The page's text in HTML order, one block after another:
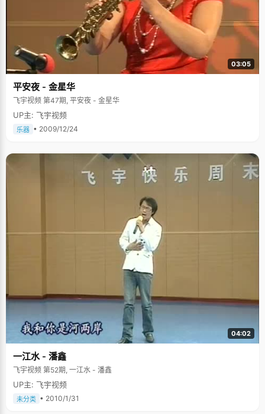
03:05
平安夜 - 金星华
飞宇视频 第47期, 平安夜 - 金星华
UP主: 飞宇视频
乐器 • 2009/12/24
04:02
一江水 - 潘鑫
飞宇视频 第52期, 一江水 - 潘鑫
UP主: 飞宇视频
未分类 • 2010/1/31